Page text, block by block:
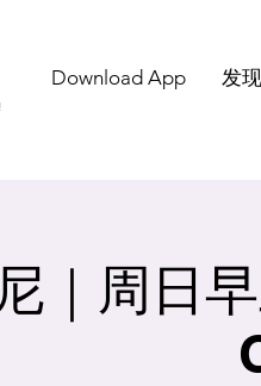
Download App 发现
｜周日